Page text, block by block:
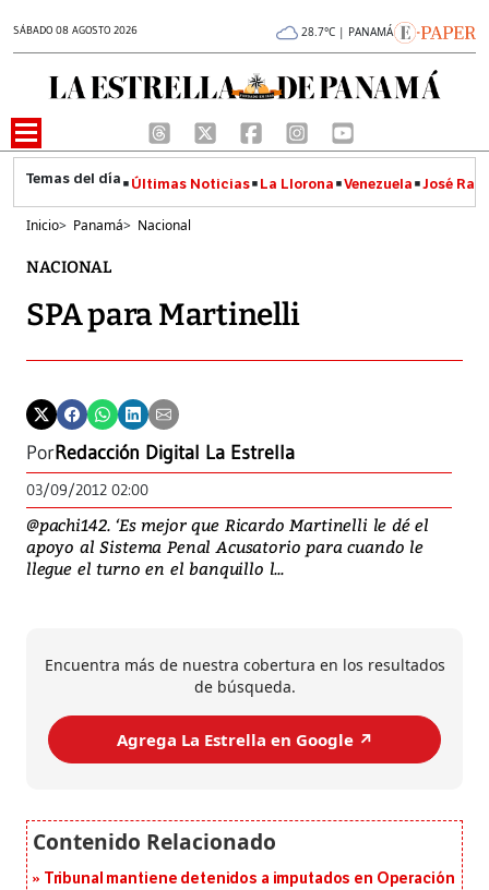
SÁBADO 08 AGOSTO 2026 28.7°C | PANAMÁ
Últimas Noticias La Llorona Venezuela José
Inicio> Panamá> Nacional
NACIONAL
SPA para Martinelli
PorRedacción Digital La Estrella
03/09/2012 02:00
@pachi142. ‘Es mejor que Ricardo Martinelli le dé el
apoyo al Sistema Penal Acusatorio para cuando le
llegue el turno en el banquillo l...
Encuentra más de nuestra cobertura en los resultados
de búsqueda.
Agrega La Estrella en Google ↗️
Tribunal mantiene detenidos a imputados en Operación